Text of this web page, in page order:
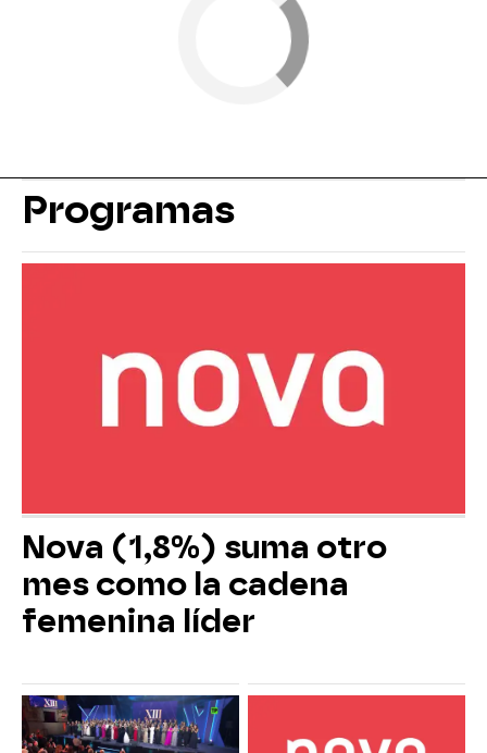
Programas
Nova (1,8%) suma otro
mes como la cadena
femenina líder